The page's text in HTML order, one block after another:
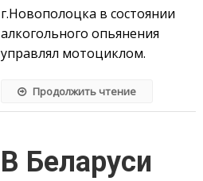
г.Новополоцка в состоянии
алкогольного опьянения
управлял мотоциклом.
Продолжить чтение
В Беларуси